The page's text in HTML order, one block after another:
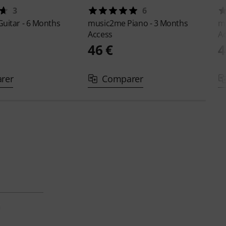
3
- 6 Months
6
music2me Piano - 3 Months
Access
46 €
Comparer